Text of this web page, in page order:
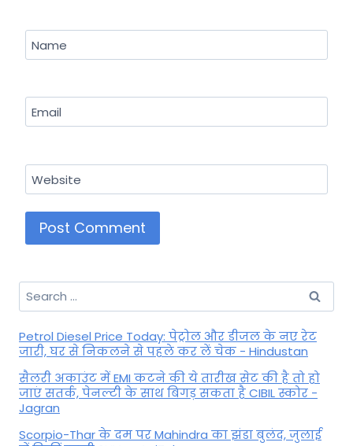
Name
Email
Website
Search
for:
Petrol Diesel Price Today: पेट्रोल और डीजल के नए रेट
जारी, घर से निकलने से पहले कर लें चेक - Hindustan
सैलरी अकाउंट में EMI कटने की ये तारीख सेट की है तो हो
जाएं सतर्क, पेनल्टी के साथ बिगड़ सकता है CIBIL स्कोर -
Jagran
Scorpio-Thar के दम पर Mahindra का झंडा बुलंद, जुलाई